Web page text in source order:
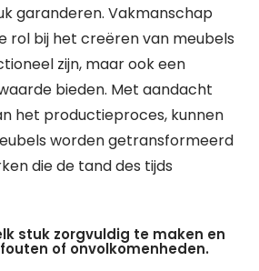
garanderen. Vakmanschap
rol bij het creëren van meubels
zijn, maar ook een
bieden. Met aandacht
het productieproces, kunnen
worden getransformeerd
die de tand des tijds
stuk zorgvuldig te maken en
of onvolkomenheden.